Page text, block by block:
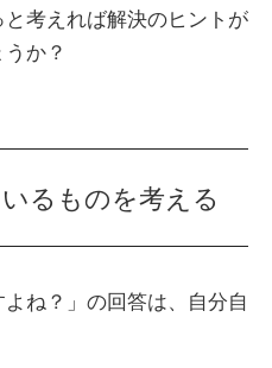
考えれば解決のヒントが
か？
るものを考える
よね？」の回答は、自分自